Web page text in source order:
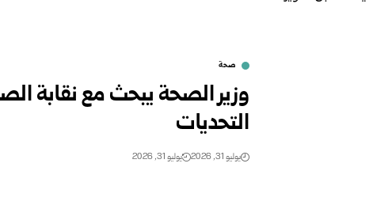
صحة
وزير الصحة يبحث مع نقابة
التحديات
يوليو 31, 2026 يوليو 31, 2026